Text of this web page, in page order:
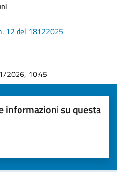
12 del 18122025
2026, 10:45
informazioni su questa
(da 1 a 5 stelle)
per valutare la chiarezza delle
su 5
5